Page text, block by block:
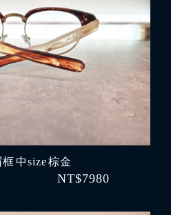
中size 棕金
NT$7980